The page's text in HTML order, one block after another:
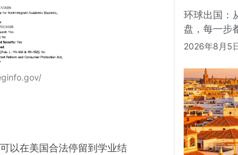
以在美国合法停留到学业结
环球出国：
盘，每一步
2026年8月5